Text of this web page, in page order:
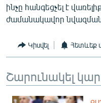
ինչը հանգեցչել է
ժամանակավոր
Կիսվել Հետևեք
Շարունակել